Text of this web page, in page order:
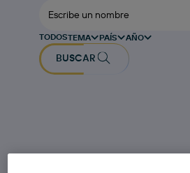
TODOSTEMA PAÍS AÑO
BUSCAR